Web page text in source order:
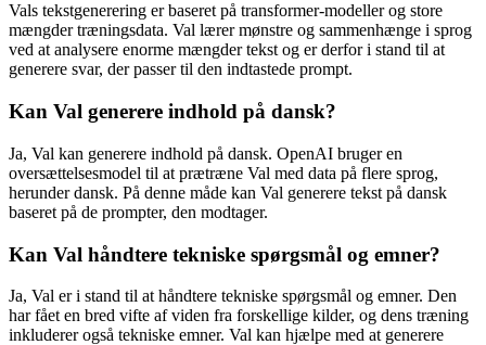
Vals tekstgenerering er baseret på transformer-modeller og store
mængder træningsdata. Val lærer mønstre og sammenhænge i sprog
ved at analysere enorme mængder tekst og er derfor i stand til at
generere svar, der passer til den indtastede prompt.
Kan Val generere indhold på dansk?
Ja, Val kan generere indhold på dansk. OpenAI bruger en
oversættelsesmodel til at prætræne Val med data på flere sprog,
herunder dansk. På denne måde kan Val generere tekst på dansk
baseret på de prompter, den modtager.
Kan Val håndtere tekniske spørgsmål og emner?
Ja, Val er i stand til at håndtere tekniske spørgsmål og emner. Den
har fået en bred vifte af viden fra forskellige kilder, og dens træning
inkluderer også tekniske emner. Val kan hjælpe med at generere